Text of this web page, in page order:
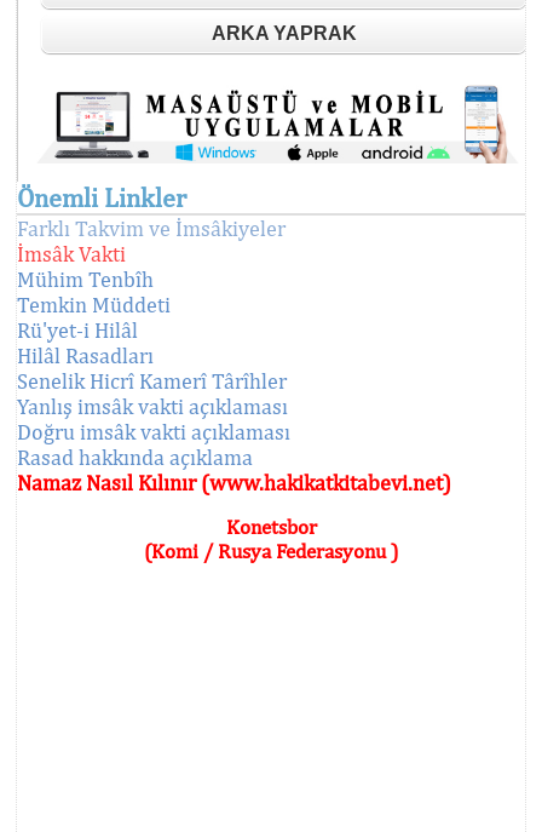
ARKA YAPRAK
Önemli Linkler
Farklı Takvim ve İmsâkiyeler
İmsâk Vakti
Mühim Tenbîh
Temkin Müddeti
Rü'yet-i Hilâl
Hilâl Rasadları
Senelik Hicrî Kamerî Târîhler
Yanlış imsâk vakti açıklaması
Doğru imsâk vakti açıklaması
Rasad hakkında açıklama
Namaz Nasıl Kılınır (www.hakikatkitabevi.net)
Konetsbor
(Komi / Rusya Federasyonu )